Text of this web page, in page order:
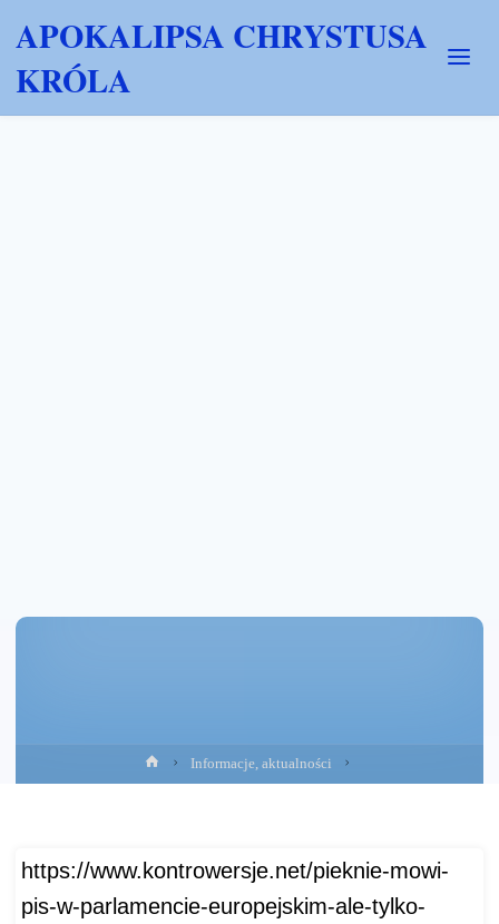
APOKALIPSA CHRYSTUSA
KRÓLA
Strona
główna
Informacje, aktualności
https://www.kontrowersje.net/pieknie-mowi-
pis-w-parlamencie-europejskim-ale-tylko-